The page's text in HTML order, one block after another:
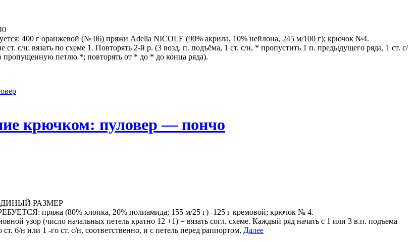
400 г оранжевой (№ 06) пряжи Adelia NICOLE (90% акрила, 10% нейлона, 245 м/100 г); крючок №4.
ст. с/н: вязать по схеме 1. Повторять 2-й р. (3 возд. п. подъёма, 1 ст. с/н, * пропустить 1 п. предыдущего ряда, 1 ст. с/
пропущенную петлю *; повторять от * до * до конца ряда).
крючком: пуловер — пончо
РАЗМЕР
пряжа (80% хлопка, 20% полиамида; 155 м/25 г) -125 г кремовой; крючок № 4.
узор (число начальных петель кратно 12 +1) = вязать согл. схеме. Каждый ряд начать с 1 или 3 в.п. подъема
ст. б/н или 1 -го ст. с/н, соответственно, и с петель перед раппортом, Далее